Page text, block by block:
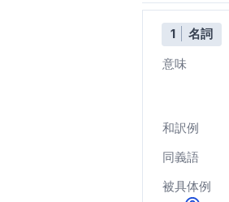
1 名詞
意味
和訳例
同義語
被具体例